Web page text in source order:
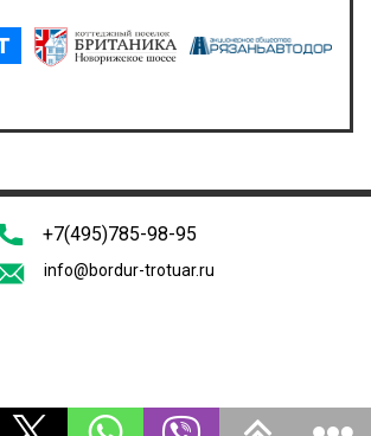
+7(495)785-98-95
info@bordur-trotuar.ru